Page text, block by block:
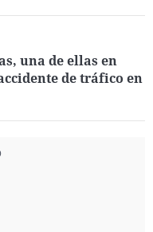
una de ellas en
de tráfico en